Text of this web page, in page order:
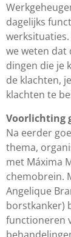
dagelijks
we weten dat
dingen die je
de klachten,
klachten te
Voorlichting
Na eerder
thema,
met Máxima
chemobrein.
Angelique
borstkanker)
functioneren